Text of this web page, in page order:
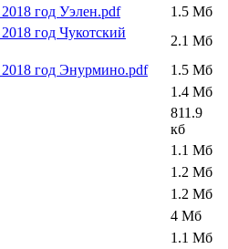
год Уэлен.pdf
1.5 Мб
год Чукотский
2.1 Мб
год Энурмино.pdf
1.5 Мб
1.4 Мб
811.9
кб
1.1 Мб
1.2 Мб
1.2 Мб
4 Мб
1.1 Мб